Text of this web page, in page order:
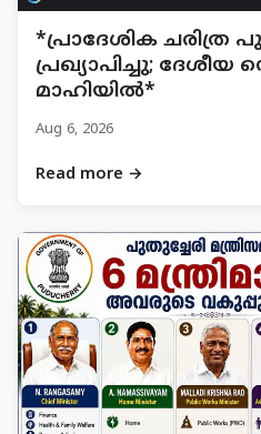
*പ്രാദേശിക
പ്രഖ്യാപിച്ചു; ദേശീയ
മാഹിയിൽ*
Aug 6, 2026
Read more →